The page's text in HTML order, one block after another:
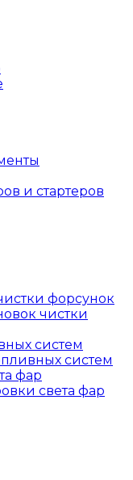
и стартеров
форсунок
чистки
систем
систем
фар
света фар